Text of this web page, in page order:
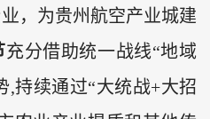
，为贵州航空产业城建
充分借助统一战线“地域
,持续通过“大统战+大招